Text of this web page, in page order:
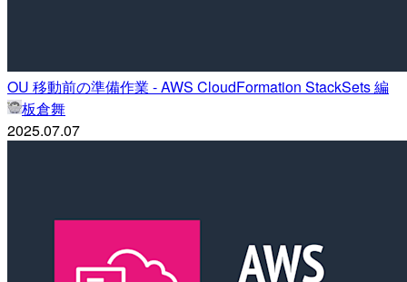
OU 移動前の準備作業 - AWS CloudFormation StackSets 編
板倉舞
2025.07.07